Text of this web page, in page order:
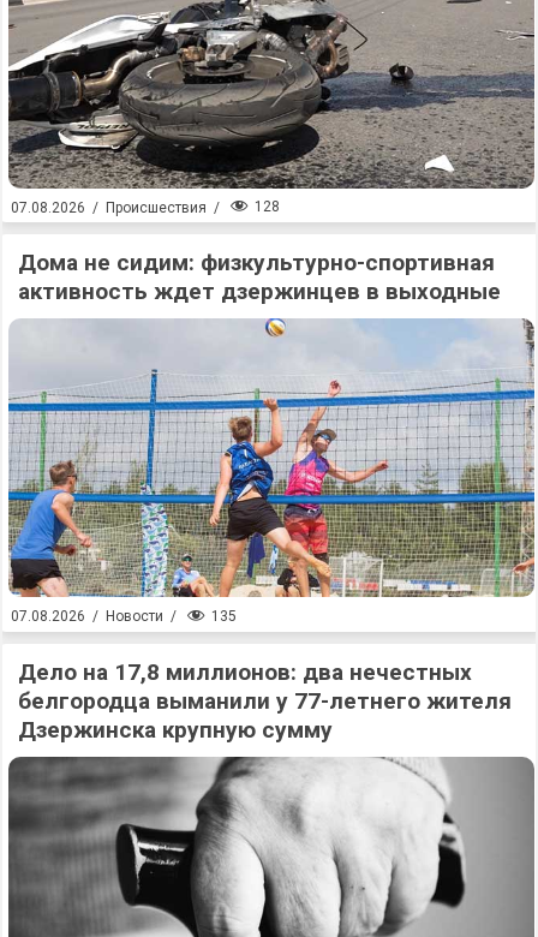
07.08.2026 / Происшествия / 128
Дома не сидим: физкультурно-спортивная
активность ждет дзержинцев в выходные
07.08.2026 / Новости / 135
Дело на 17,8 миллионов: два нечестных
белгородца выманили у 77-летнего жителя
Дзержинска крупную сумму